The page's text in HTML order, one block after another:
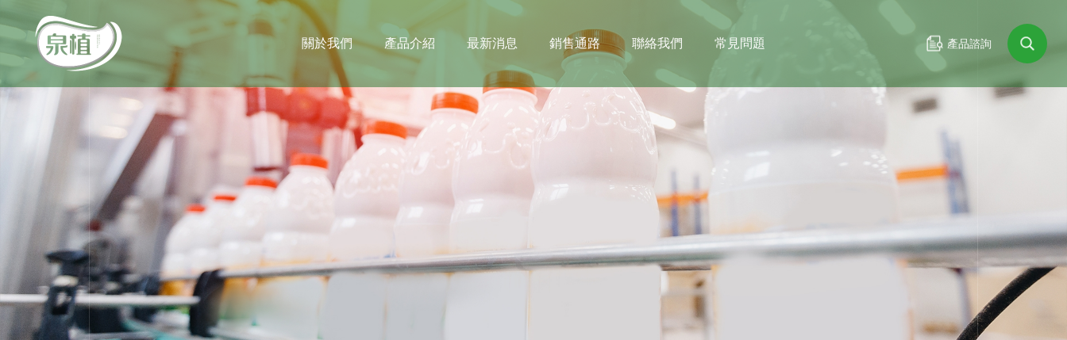
銷售通路
泉植食品
關於我們 產品介紹 最新消息 銷售通路 聯絡我們 常見問題 產品諮詢 產品諮詢